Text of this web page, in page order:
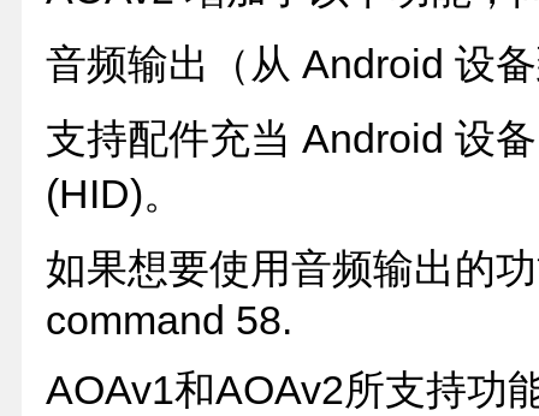
音频输出（从 Android 设
支持配件充当 Android 设
(HID)。
如果想要使用音频输出的
command 58.
AOAv1和AOAv2所支持功